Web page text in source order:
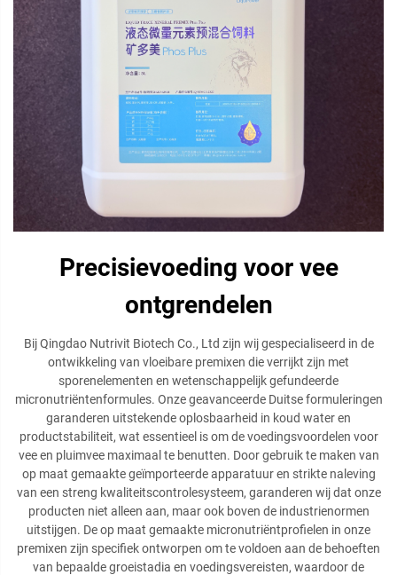
Precisievoeding voor vee
ontgrendelen
Bij Qingdao Nutrivit Biotech Co., Ltd zijn wij gespecialiseerd in de
ontwikkeling van vloeibare premixen die verrijkt zijn met
sporenelementen en wetenschappelijk gefundeerde
micronutriëntenformules. Onze geavanceerde Duitse formuleringen
garanderen uitstekende oplosbaarheid in koud water en
productstabiliteit, wat essentieel is om de voedingsvoordelen voor
vee en pluimvee maximaal te benutten. Door gebruik te maken van
op maat gemaakte geïmporteerde apparatuur en strikte naleving
van een streng kwaliteitscontrolesysteem, garanderen wij dat onze
producten niet alleen aan, maar ook boven de industrienormen
uitstijgen. De op maat gemaakte micronutriëntprofielen in onze
premixen zijn specifiek ontworpen om te voldoen aan de behoeften
van bepaalde groeistadia en voedingsvereisten, waardoor de